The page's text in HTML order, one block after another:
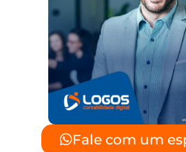
Fale com um